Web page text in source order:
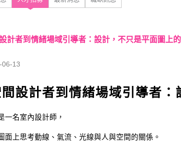
計者到情緒場域引導者：設計，不只是平面圖上
06-13
設計者到情緒場域引導者
一名室內設計師，
面上思考動線、氣流、光線與人與空間的關係。